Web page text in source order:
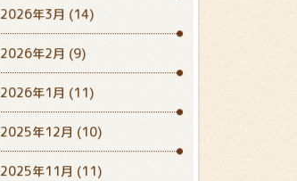
2026年3月 (14)
2026年2月 (9)
2026年1月 (11)
2025年12月 (10)
2025年11月 (11)